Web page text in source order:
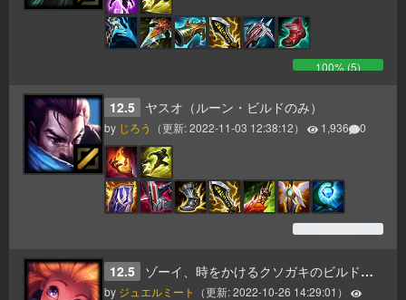
100% (5)
12.5 ヤスオ（ルーン・ビルドのみ）
by じろう （更新:2022-11-03 12:38:12） 1,936 0
12.5 ゾーイ、時をかけるクソガキのビルドガイド ゾーイ対策と簡易マッチアップ
by ジュエルミート （更新:2022-10-26 14:29:01 ）